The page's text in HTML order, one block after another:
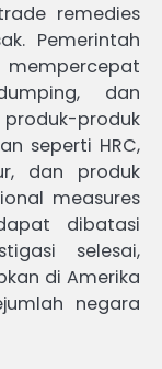
remedies
Pemerintah
dan
produk
seperti HRC,
dan produk
measures
dibatasi
selesai,
di Amerika
negara